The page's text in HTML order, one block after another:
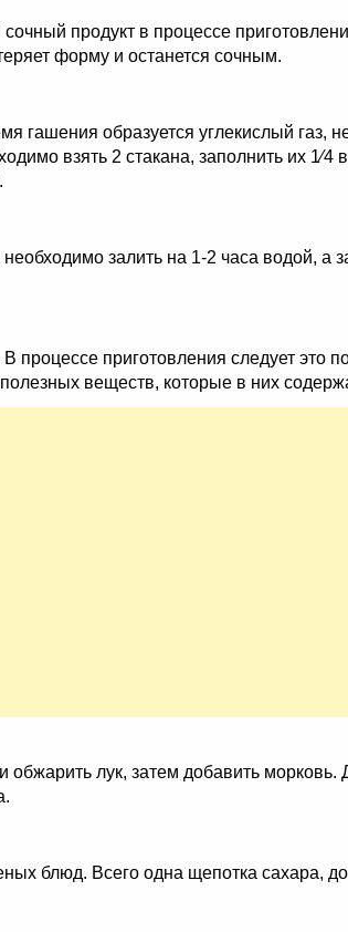
продукт в процессе
форму и останется сочным.
гашения образуется углекислый газ,
взять 2 стакана, заполнить их
залить на 1-2 часа водой, а
процессе приготовления следует это
веществ, которые в них
обжарить лук, затем добавить
блюд. Всего одна щепотка сахара,